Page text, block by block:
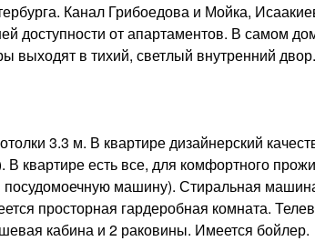
Канал Грибоедова и Мойка,
доступности от апартаментов. В самом
выходят в тихий, светлый внутренний двор.
3.3 м. В квартире дизайнерский
квартире есть все, для комфортного
машину). Стиральная
просторная гардеробная комната.
кабина и 2 раковины. Имеется бойлер.